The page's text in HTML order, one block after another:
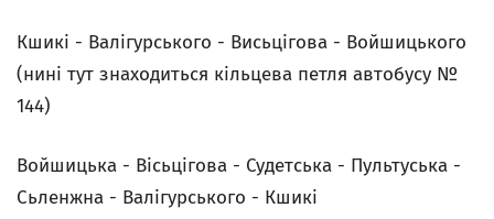
Кшикі - Валігурського - Висьцігова - Войшицького
(нині тут знаходиться кільцева петля автобусу №
144)
Войшицька - Вісьцігова - Судетська - Пультуська -
Сьленжна - Валігурського - Кшикі